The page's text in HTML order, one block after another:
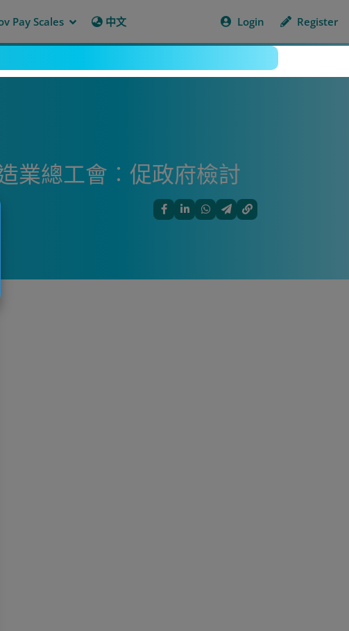
Pay Scales 中文 Login Register
業總工會︰促政府檢討